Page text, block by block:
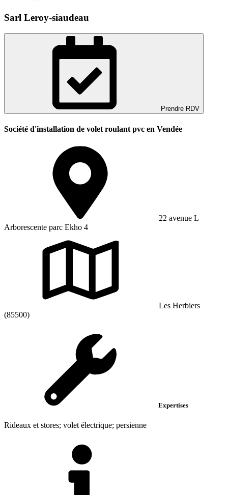
Sarl Leroy-siaudeau
Prendre RDV
Société d'installation de volet roulant pvc en Vendée
22 avenue L
Arborescente parc Ekho 4
Les Herbiers
(85500)
Expertises
Rideaux et stores; volet électrique; persienne